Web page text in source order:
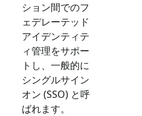
ション間でのフ
ェデレーテッド
アイデンティテ
ィ管理をサポー
トし、一般的に
シングルサイン
オン (SSO) と呼
ばれます。